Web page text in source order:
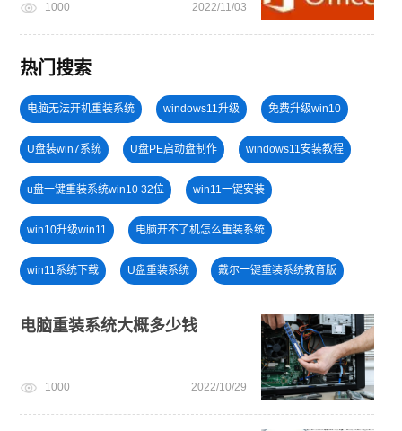
1000 2022/11/03
热门搜索
电脑无法开机重装系统 windows11升级 免费升级win10
U盘装win7系统 U盘PE启动盘制作 windows11安装教程
u盘一键重装系统win10 32位 win11一键安装
win10升级win11 电脑开不了机怎么重装系统
win11系统下载 U盘重装系统 戴尔一键重装系统教育版
windows11教程
安装系统win7
电脑重装系统大概多少钱
1000 2022/10/29